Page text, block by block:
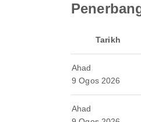
Tarikh
Ahad
9 Ogos 2026
Ahad